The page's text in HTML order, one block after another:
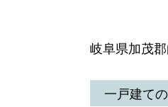
岐阜県加茂
一戸建て